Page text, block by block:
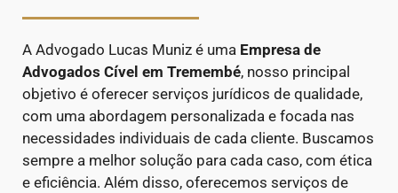
A Advogado Lucas Muniz é uma Empresa de
Advogados Cível em Tremembé, nosso principal
objetivo é oferecer serviços jurídicos de qualidade,
com uma abordagem personalizada e focada nas
necessidades individuais de cada cliente. Buscamos
sempre a melhor solução para cada caso, com ética
e eficiência. Além disso, oferecemos serviços de